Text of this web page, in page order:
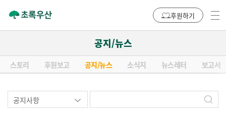
후원하기
공지/뉴스
스토리 후원보고 공지/뉴스 소식지 뉴스레터 보고서